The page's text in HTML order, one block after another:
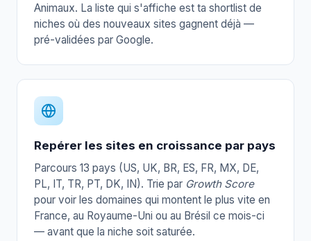
Animaux. La liste qui s'affiche est ta shortlist de
niches où des nouveaux sites gagnent déjà —
pré-validées par Google.
Repérer les sites en croissance par pays
Parcours 13 pays (US, UK, BR, ES, FR, MX, DE,
PL, IT, TR, PT, DK, IN). Trie par Growth Score
pour voir les domaines qui montent le plus vite en
France, au Royaume-Uni ou au Brésil ce mois-ci
— avant que la niche soit saturée.